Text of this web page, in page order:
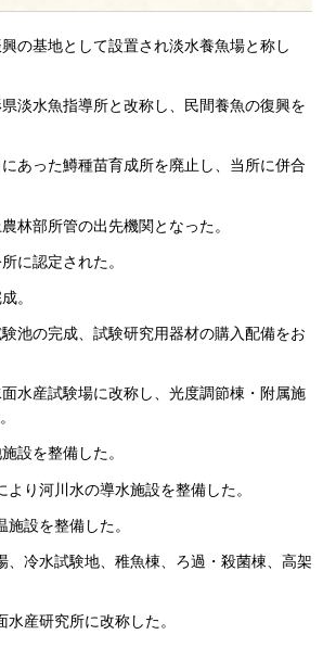
の基地として設置され淡水養魚場と称し
淡水魚指導所と改称し、民間養魚の復興を
あった鱒種苗育成所を廃止し、当所に併合
林部所管の出先機関となった。
に認定された。
。
池の完成、試験研究用器材の購入配備をお
水産試験場に改称し、光度調節棟・附属施
設を整備した。
り河川水の導水施設を整備した。
設を整備した。
、冷水試験地、稚魚棟、ろ過・殺菌棟、高架
産研究所に改称した。